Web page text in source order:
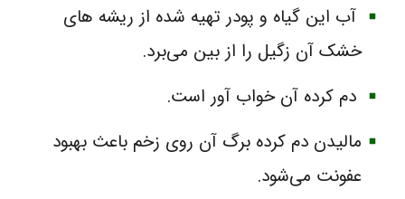
آب این گیاه و پودر تهیه شده از ریشه های
خشک آن زگیل را از بین می‌برد.
دم کرده آن خواب آور است.
مالیدن دم کرده برگ آن روی زخم باعث بهبود
عفونت می‌شود.